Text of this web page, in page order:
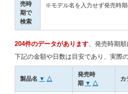
売時
期で
検索
※モデル名を入力せず発売時
204件のデータがあります、発売時期順
下記の金額や日数は目安であり、実際
製品名 ▼ △
発売時
期 ▼ △
カ